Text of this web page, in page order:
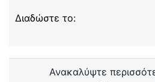
Διαδώστε το:
Ανακαλύψτε